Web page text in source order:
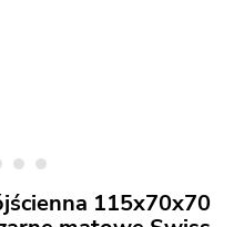
115x70x70